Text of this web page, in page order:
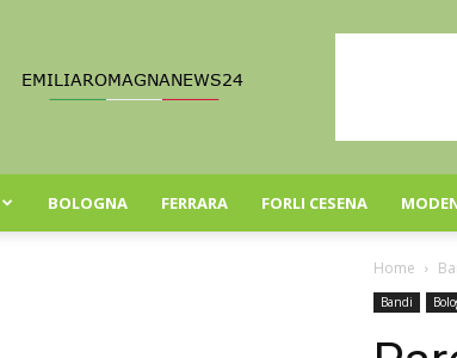
Romagna
BOLOGNA FERRARA FORLI CESENA
Home
Bandi